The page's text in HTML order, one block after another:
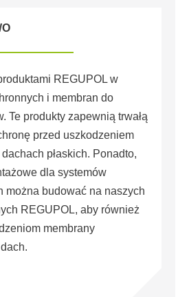
REGUPOL w
i membran do
Te produkty zapewnią trwałą
przed uszkodzeniem
płaskich. Ponadto,
dla systemów
można budować na naszych
REGUPOL, aby również
membrany